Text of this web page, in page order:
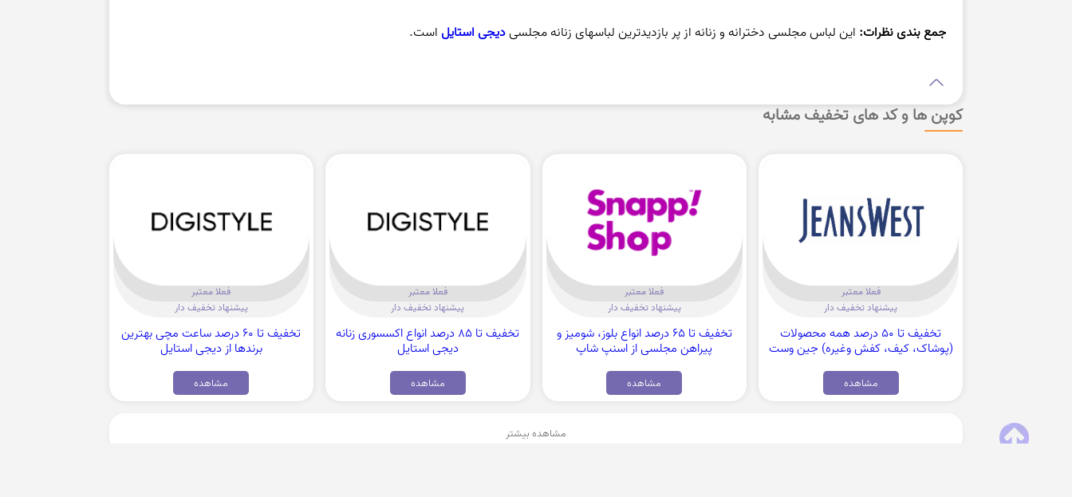
جمع بندی نظرات: این لباس مجلسی دخترانه و زنانه از پر بازدیدترین لباسهای زنانه مجلسیدیجی استایل است.
کوپن ها و کد های تخفیف مشابه
فعلا معتبر
پیشنهاد تخفیف دار
تخفیف تا 50 درصد همه محصولات
(پوشاک، کیف، کفش وغیره) جین وست
مشاهده
فعلا معتبر
پیشنهاد تخفیف دار
تخفیف تا 65 درصد انواع بلوز، شومیز و
پیراهن مجلسی از اسنپ شاپ
مشاهده
فعلا معتبر
پیشنهاد تخفیف دار
تخفیف تا 85 درصد انواع اکسسوری زنانه
دیجی استایل
مشاهده
فعلا معتبر
پیشنهاد تخفیف دار
تخفیف تا 60 درصد ساعت مچی بهترین
برندها از دیجی استایل
مشاهده
مشاهده بیشتر